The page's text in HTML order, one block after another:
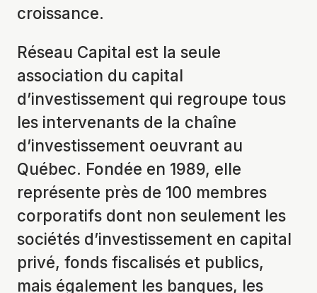
croissance.
Réseau Capital est la seule
association du capital
d’investissement qui regroupe tous
les intervenants de la chaîne
d’investissement oeuvrant au
Québec. Fondée en 1989, elle
représente près de 100 membres
corporatifs dont non seulement les
sociétés d’investissement en capital
privé, fonds fiscalisés et publics,
mais également les banques, les